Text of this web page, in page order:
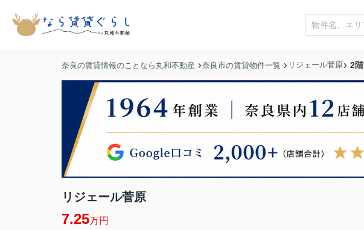
奈良の賃貸情報のことなら丸和不動産 奈良市の賃貸物件一覧 リジェール菅原 2階
リジェール菅原
7.25万円